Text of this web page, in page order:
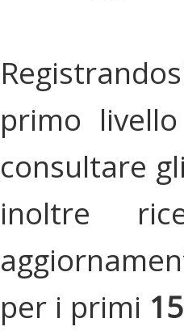
primo
consultare
inoltre
per i primi